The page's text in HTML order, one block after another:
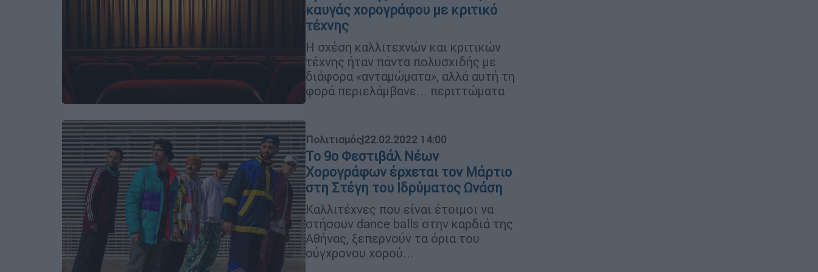
καυγάς χορογράφου με κριτικό
τέχνης
Η σχέση καλλιτεχνών και κριτικών
τέχνης ήταν πάντα πολυσχιδής με
διάφορα «ανταμώματα», αλλά αυτή τη
φορά περιελάμβανε... περιττώματα
Πολιτισμός|22.02.2022 14:00
Το 9o Φεστιβάλ Νέων
Χορογράφων έρχεται τον Μάρτιο
στη Στέγη του Ιδρύματος Ωνάση
Καλλιτέχνες που είναι έτοιμοι να
στήσουν dance balls στην καρδιά της
Αθήνας, ξεπερνούν τα όρια του
σύγχρονου χορού...